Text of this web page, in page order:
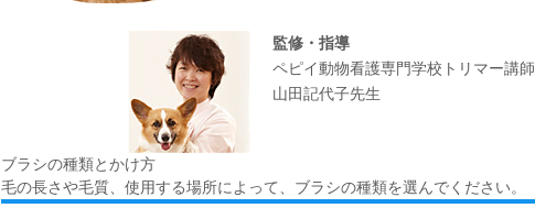
監修・指導
ペピイ動物看護専門学校トリマー講師
山田記代子先生
ブラシの種類とかけ方
毛の長さや毛質、使用する場所によって、ブラシの種類を選んでください。